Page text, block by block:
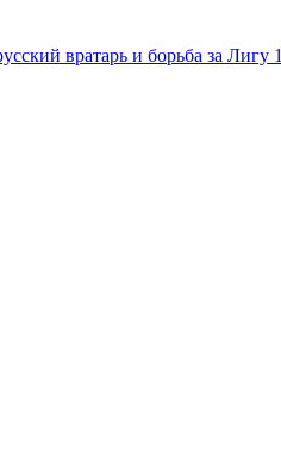
вратарь и борьба за Лигу 1